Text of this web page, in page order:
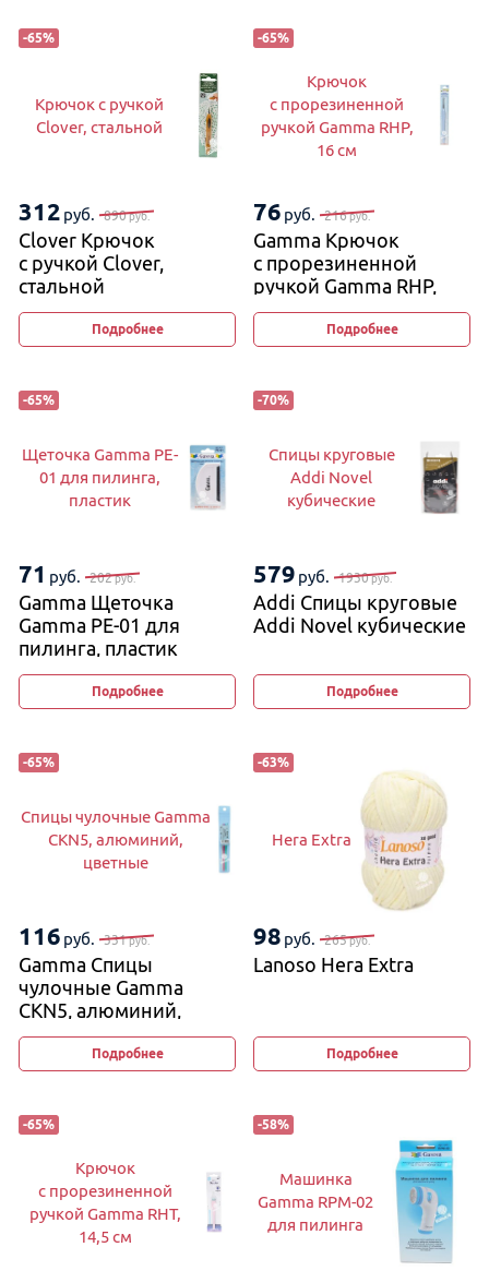
-65%
Крючок с ручкой
Clover, стальной
312 руб. 890руб.
Clover Крючок
с ручкой Clover,
стальной
Подробнее
-65%
Крючок
с прорезиненной
ручкой Gamma RHP,
16 см
76 руб. 216руб.
Gamma Крючок
с прорезиненной
ручкой Gamma RHP,
16 см
Подробнее
-65%
Щеточка Gamma PE-
01 для пилинга,
пластик
71 руб. 202руб.
Gamma Щеточка
Gamma PE-01 для
пилинга, пластик
Подробнее
-70%
Спицы круговые
Addi Novel
кубические
579 руб. 1930руб.
Addi Спицы круговые
Addi Novel кубические
Подробнее
-65%
Спицы чулочные Gamma
CKN5, алюминий,
цветные
116 руб. 331руб.
Gamma Спицы
чулочные Gamma
CKN5, алюминий,
цветные
Подробнее
-63%
Hera Extra
98 руб. 265руб.
Lanoso Hera Extra
Подробнее
-65%
Крючок
с прорезиненной
ручкой Gamma RHT,
14,5 см
-58%
Машинка
Gamma RPM-02
для пилинга